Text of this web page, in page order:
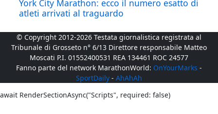
York City Marathon: ecco il numero esatto di
atleti arrivati al traguardo
© Copyright 2012-2026 Testata giornalistica registrata al
Tribunale di Grosseto n° 6/13 Direttore responsabile Matteo
Moscati P.I. 01552400531 REA 134461 ROC 24577
Fanno parte del network MarathonWorld: OnYourMarks -
SportDaily - AhAhAh
await RenderSectionAsync("Scripts", required: false)